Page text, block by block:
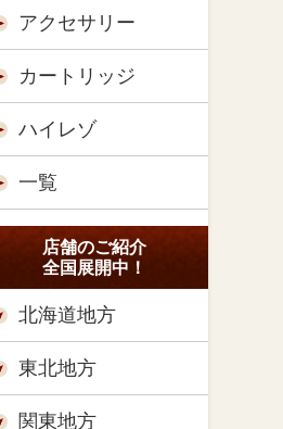
アクセサリー
カートリッジ
ハイレゾ
一覧
店舗のご紹介
全国展開中！
北海道地方
東北地方
関東地方